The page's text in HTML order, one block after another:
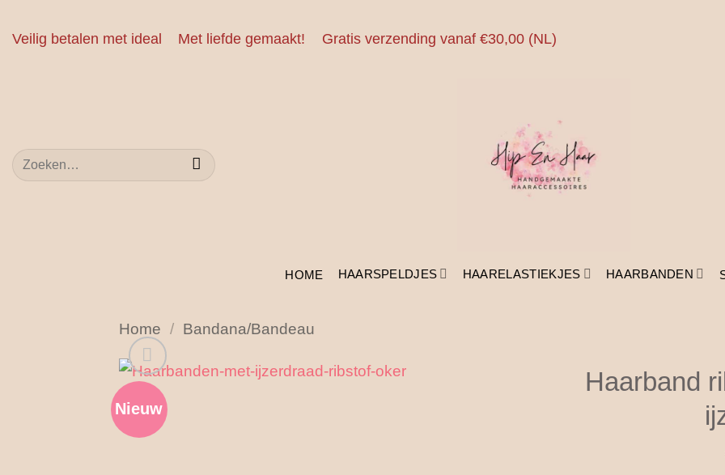
naar
Veilig betalen met ideal Met liefde gemaakt! Gratis verzending vanaf €30,00 (NL)
Zoeken
naar:
HOME HAARSPELDJES HAARELASTIEKJES HAARBANDEN
Home / Bandana/Bandeau
Nieuw
Haarband